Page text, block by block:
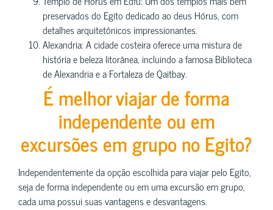
preservados do Egito dedicado ao deus Hórus, com
detalhes arquitetônicos impressionantes.
Alexandria: A cidade costeira oferece uma mistura de
história e beleza litorânea, incluindo a famosa Biblioteca
de Alexandria e a Fortaleza de Qaitbay.
É melhor viajar de forma
independente ou em
excursões em grupo no Egito?
Independentemente da opção escolhida para viajar pelo Egito,
seja de forma independente ou em uma excursão em grupo,
cada uma possui suas vantagens e desvantagens.